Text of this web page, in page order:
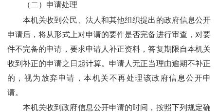
（二）申请处理
本机关收到公民、法人和其他组织提出的政府信息公开
申请后，将从形式上对申请的要件是否完备进行审查，对要
件不完备的申请，要求申请人补正资料，答复期限自本机关
收到补正的申请之日起计算。申请人无正当理由逾期不补正
的，视为放弃申请，本机关不再处理该政府信息公开申
请。
本机关收到政府信息公开申请的时间，按照下列规定确